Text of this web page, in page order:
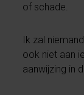
of schade.
Ik zal
ook niet aan
aanwijzing in